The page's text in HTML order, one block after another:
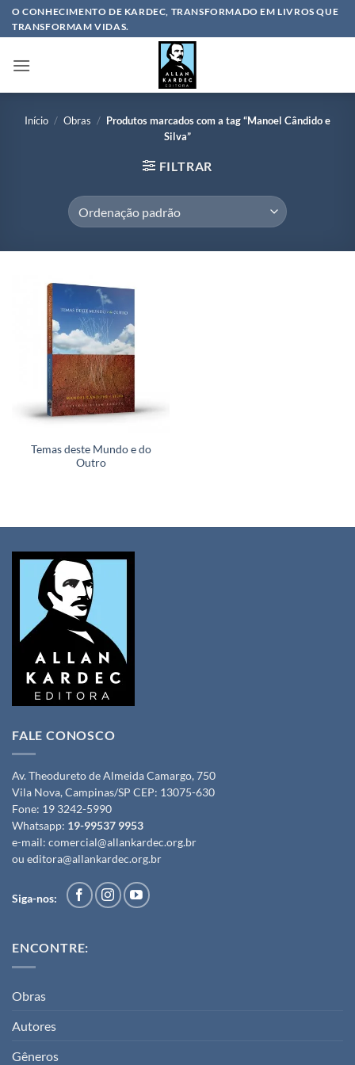
SkipO CONHECIMENTO DE KARDEC, TRANSFORMADO EM LIVROS QUE
TRANSFORMAM VIDAS.
Início / Obras / Produtos marcados com a tag “Manoel Cândido e
Silva”
FILTRAR
Temas deste Mundo e do
Outro
FALE CONOSCO
Av. Theodureto de Almeida Camargo, 750
Vila Nova, Campinas/SP CEP: 13075-630
Fone: 19 3242-5990
Whatsapp: 19-99537 9953
e-mail: comercial@allankardec.org.br
ou editora@allankardec.org.br
Siga-nos:
ENCONTRE:
Obras
Autores
Gêneros